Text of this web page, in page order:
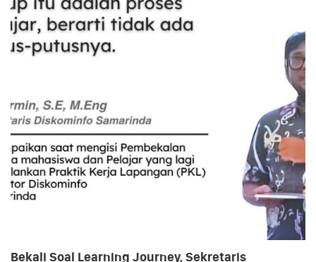
Bekali Soal Learning Journey, Sekretaris